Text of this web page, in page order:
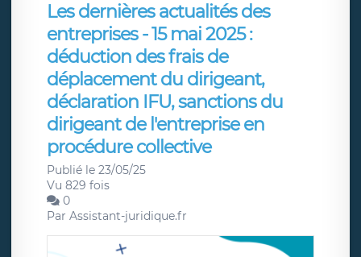
Les dernières actualités des
entreprises - 15 mai 2025 :
déduction des frais de
déplacement du dirigeant,
déclaration IFU, sanctions du
dirigeant de l'entreprise en
procédure collective
Publié le 23/05/25
Vu 829 fois
0
Par Assistant-juridique.fr